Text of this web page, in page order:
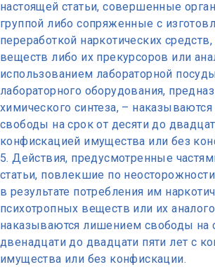
настоящей статьи, совершенные
группой либо сопряженные с
переработкой наркотических
веществ либо их прекурсоров или
использованием лабораторной
лабораторного оборудования,
химического синтеза, –
свободы на срок от десяти до
конфискацией имущества или без
Действия, предусмотренные
статьи, повлекшие по
в результате потребления им
психотропных веществ или их
наказываются лишением свободы на
двенадцати до двадцати пяти лет с
имущества или без конфискации.